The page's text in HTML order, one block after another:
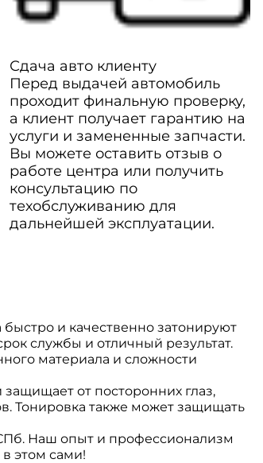
Сдача авто клиенту
Перед выдачей автомобиль
проходит финальную проверку,
а клиент получает гарантию на
услуги и замененные запчасти.
Вы можете оставить отзыв о
работе центра или получить
консультацию по
техобслуживанию для
дальнейшей эксплуатации.
и качественно затонируют
службы и отличный результат.
материала и сложности
от посторонних глаз,
Тонировка также может защищать
Наш опыт и профессионализм
этом сами!